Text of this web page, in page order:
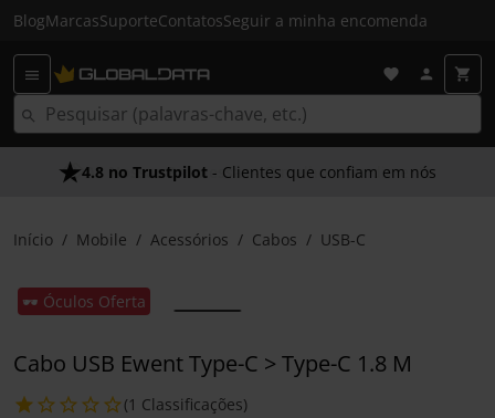
BlogMarcasSuporteContatosSeguir a minha encomenda
4.8 no Trustpilot - Clientes que confiam em nós
Início Mobile Acessórios Cabos USB-C
🕶️ Óculos Oferta
Cabo USB Ewent Type-C > Type-C 1.8 M
(1 Classificações)